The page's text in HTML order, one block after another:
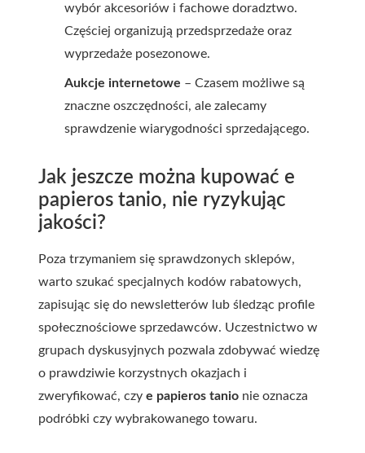
wybór akcesoriów i fachowe doradztwo.
Częściej organizują przedsprzedaże oraz
wyprzedaże posezonowe.
Aukcje internetowe – Czasem możliwe są
znaczne oszczędności, ale zalecamy
sprawdzenie wiarygodności sprzedającego.
Jak jeszcze można kupować e
papieros tanio, nie ryzykując
jakości?
Poza trzymaniem się sprawdzonych sklepów,
warto szukać specjalnych kodów rabatowych,
zapisując się do newsletterów lub śledząc profile
społecznościowe sprzedawców. Uczestnictwo w
grupach dyskusyjnych pozwala zdobywać wiedzę
o prawdziwie korzystnych okazjach i
zweryfikować, czy e papieros tanio nie oznacza
podróbki czy wybrakowanego towaru.